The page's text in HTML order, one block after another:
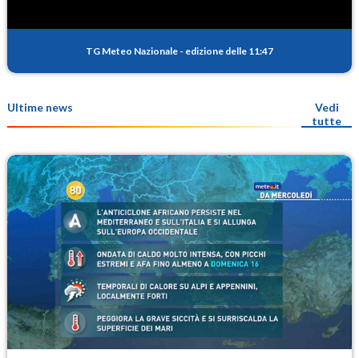
TG Meteo Nazionale - edizione delle 11:47
Ultime news
Vedi
tutte